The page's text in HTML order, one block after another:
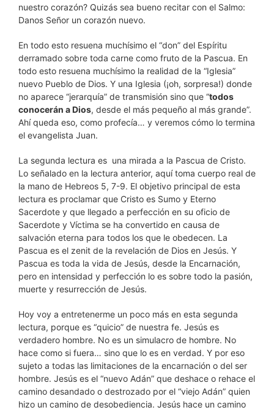
nuestro corazón? Quizás sea bueno recitar con el Salmo:
Danos Señor un corazón nuevo.
En todo esto resuena muchísimo el “don” del Espíritu
derramado sobre toda carne como fruto de la Pascua. En
todo esto resuena muchísimo la realidad de la “Iglesia”
nuevo Pueblo de Dios. Y una Iglesia (¡oh, sorpresa!) donde
no aparece “jerarquía” de transmisión sino que “todos
conocerán a Dios, desde el más pequeño al más grande”.
Ahí queda eso, como profecía… y veremos cómo lo termina
el evangelista Juan.
La segunda lectura es una mirada a la Pascua de Cristo.
Lo señalado en la lectura anterior, aquí toma cuerpo real de
la mano de Hebreos 5, 7-9. El objetivo principal de esta
lectura es proclamar que Cristo es Sumo y Eterno
Sacerdote y que llegado a perfección en su oficio de
Sacerdote y Víctima se ha convertido en causa de
salvación eterna para todos los que le obedecen. La
Pascua es el zenit de la revelación de Dios en Jesús. Y
Pascua es toda la vida de Jesús, desde la Encarnación,
pero en intensidad y perfección lo es sobre todo la pasión,
muerte y resurrección de Jesús.
Hoy voy a entretenerme un poco más en esta segunda
lectura, porque es “quicio” de nuestra fe. Jesús es
verdadero hombre. No es un simulacro de hombre. No
hace como si fuera… sino que lo es en verdad. Y por eso
sujeto a todas las limitaciones de la encarnación o del ser
hombre. Jesús es el “nuevo Adán” que deshace o rehace el
camino desandado o destrozado por el “viejo Adán” quien
hizo un camino de desobediencia. Jesús hace un camino